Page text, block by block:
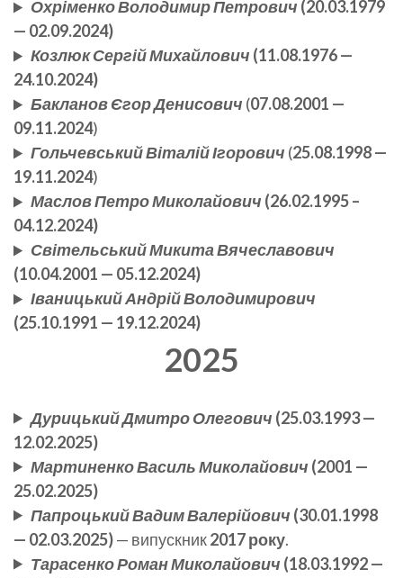
Охріменко Володимир Петрович (20.03.1979
— 02.09.2024)
Козлюк Сергій Михайлович (11.08.1976 —
24.10.2024)
Бакланов Єгор Денисович (07.08.2001 —
09.11.2024)
Гольчевський Віталій Ігорович (25.08.1998 —
19.11.2024)
Маслов Петро Миколайович (26.02.1995 –
04.12.2024)
Світельський Микита Вячеславович
(10.04.2001 — 05.12.2024)
Іваницький Андрій Володимирович
(25.10.1991 — 19.12.2024)
2025
Дурицький Дмитро Олегович (25.03.1993 —
12.02.2025)
Мартиненко Василь Миколайович (2001 —
25.02.2025)
Папроцький Вадим Валерійович (30.01.1998
— 02.03.2025)— випускник2017 року.
Тарасенко Роман Миколайович (18.03.1992 —